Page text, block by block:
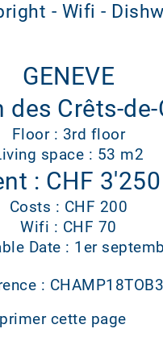
- Wifi -
GENEVE
des Crêts-de-
Floor : 3rd floor
space : 53 m2
: CHF 3'250
Costs : CHF 200
Wifi : CHF 70
Date : 1er
:
cette page